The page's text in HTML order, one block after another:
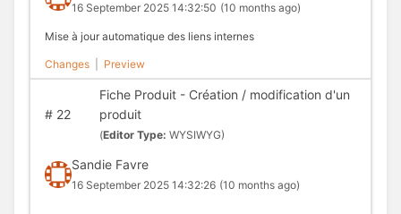
16 September 2025 14:32:50 (10 months ago)
Mise à jour automatique des liens internes
Changes Preview
#22
Fiche Produit - Création / modification d'un
produit
(Editor Type: WYSIWYG)
Sandie Favre
16 September 2025 14:32:26 (10 months ago)